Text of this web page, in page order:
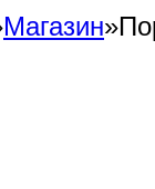
Магазин»